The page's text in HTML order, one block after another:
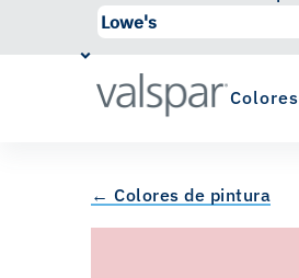
Colores
← Colores de pintura